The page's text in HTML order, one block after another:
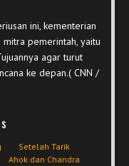
ini, kementerian
pemerintah, yaitu
agar turut
ke depan.( CNN /
Setelah Tarik
Ahok dan Chandra